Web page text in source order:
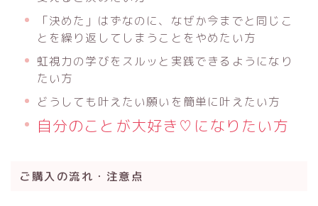
「決めた」はずなのに、なぜか今までと同じこ
とを繰り返してしまうことをやめたい方
虹視力の学びをスルッと実践できるようになり
たい方
どうしても叶えたい願いを簡単に叶えたい方
自分のことが大好き♡になりたい方
ご購入の流れ・注意点